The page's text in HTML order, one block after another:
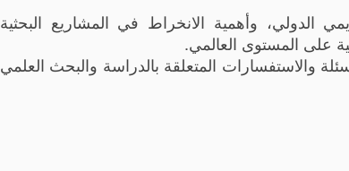
الدولي، وأهمية الانخراط في المشاريع البحثية
على المستوى العالمي.
والاستفسارات المتعلقة بالدراسة والبحث العلمي